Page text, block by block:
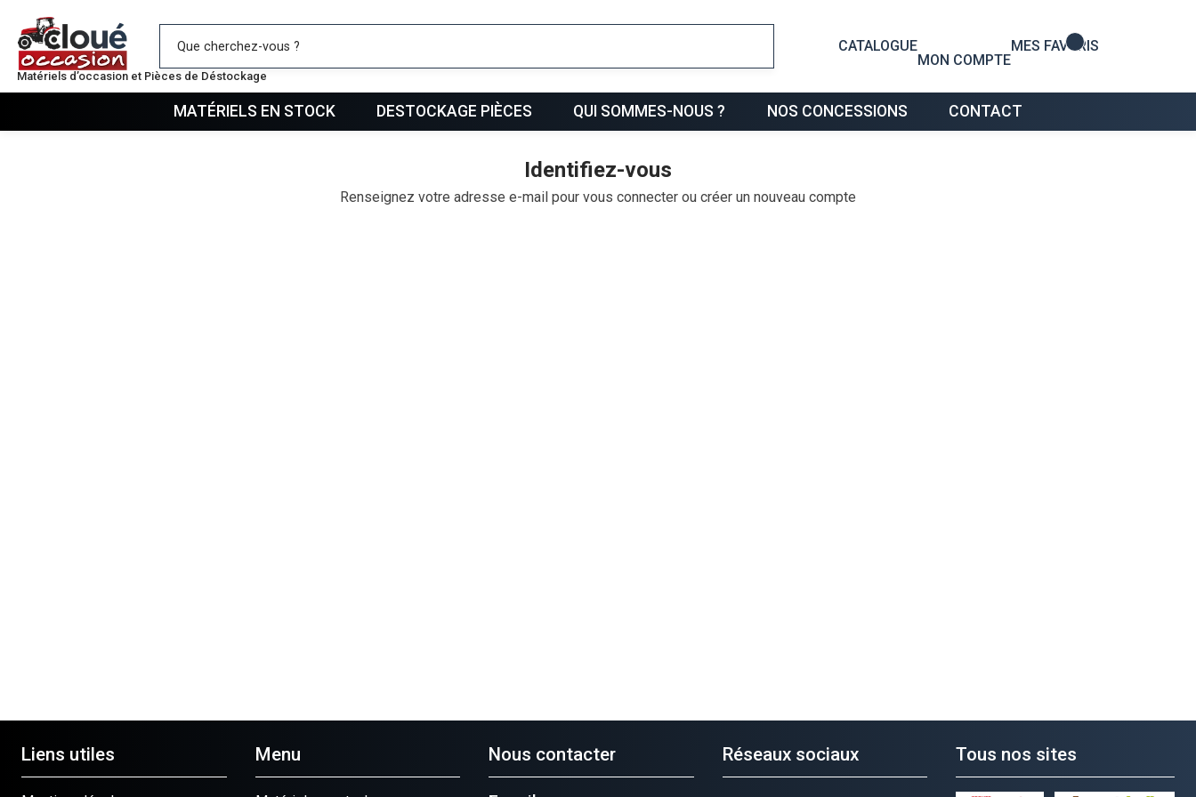
Matériels d’occasion et Pièces de Déstockage
CATALOGUE
MON COMPTE
MES FAVORIS
Mes favoris
MATÉRIELS EN STOCK DESTOCKAGE PIÈCES QUI SOMMES-NOUS ? NOS CONCESSIONS CONTACT
Identifiez-vous
Renseignez votre adresse e-mail pour vous connecter ou créer un nouveau compte
Liens utiles Menu Nous contacter Réseaux sociaux Tous nos sites